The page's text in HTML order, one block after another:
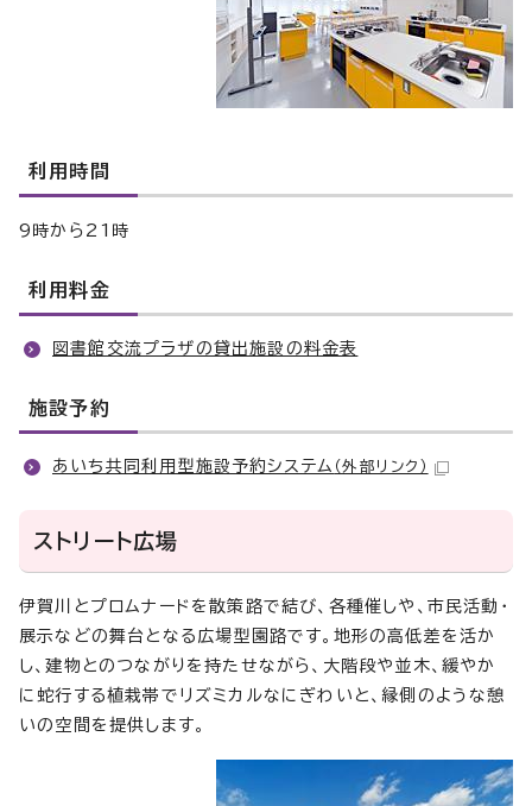
利用時間
9時から21時
利用料金
図書館交流プラザの貸出施設の料金表
施設予約
あいち共同利用型施設予約システム （外部リンク）
ストリート広場
伊賀川とプロムナードを散策路で結び、各種催しや、市民活動・
展示などの舞台となる広場型園路です。地形の高低差を活か
し、建物とのつながりを持たせながら、大階段や並木、緩やか
に蛇行する植栽帯でリズミカルなにぎわいと、縁側のような憩
いの空間を提供します。